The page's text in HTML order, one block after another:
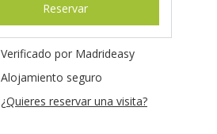
Reservar
Verificado por Madrideasy
Alojamiento seguro
¿Quieres reservar una visita?